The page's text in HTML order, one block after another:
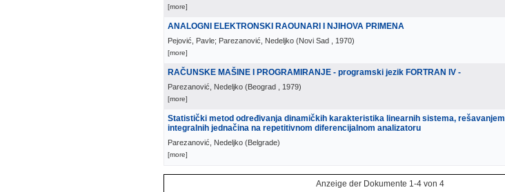
[more]
ANALOGNI ELEKTRONSKI RAOUNARI I NJIHOVA PRIMENA
Pejović, Pavle; Parezanović, Nedeljko (Novi Sad , 1970)
[more]
RAČUNSKE MAŠINE I PROGRAMIRANJE - programski jezik FORTRAN IV -
Parezanović, Nedeljko (Beograd , 1979)
[more]
Statistički metod određivanja dinamičkih karakteristika linearnih sistema, rešavanjem
integralnih jednačina na repetitivnom diferencijalnom analizatoru
Parezanović, Nedeljko (Belgrade)
[more]
Anzeige der Dokumente 1-4 von 4